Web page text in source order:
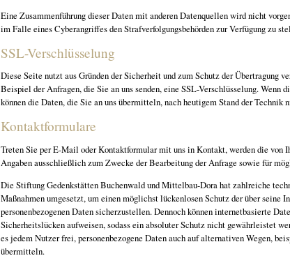
Eine Zusammenführung dieser Daten mit anderen Datenquellen wird nicht
im Falle eines Cyberangriffes den Strafverfolgungsbehörden zur Verfügung zu
SSL-Verschlüsselung
Diese Seite nutzt aus Gründen der Sicherheit und zum Schutz der Übertragung
Beispiel der Anfragen, die Sie an uns senden, eine SSL-Verschlüsselung. Wenn
können die Daten, die Sie an uns übermitteln, nach heutigem Stand der
Kontaktformulare
Treten Sie per E-Mail oder Kontaktformular mit uns in Kontakt, werden die von
Angaben ausschließlich zum Zwecke der Bearbeitung der Anfrage sowie für
Die Stiftung Gedenkstätten Buchenwald und Mittelbau-Dora hat zahlreiche
Maßnahmen umgesetzt, um einen möglichst lückenlosen Schutz der über seine
personenbezogenen Daten sicherzustellen. Dennoch können internetbasierte
Sicherheitslücken aufweisen, sodass ein absoluter Schutz nicht gewährleistet
es jedem Nutzer frei, personenbezogene Daten auch auf alternativen Wegen,
übermitteln.